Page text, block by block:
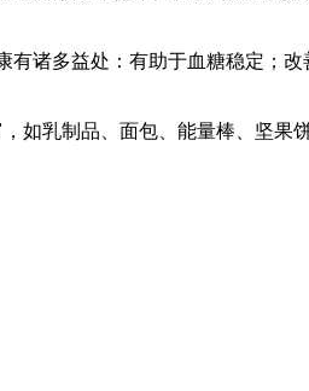
诸多益处：有助于血糖稳定；改
如乳制品、面包、能量棒、坚果